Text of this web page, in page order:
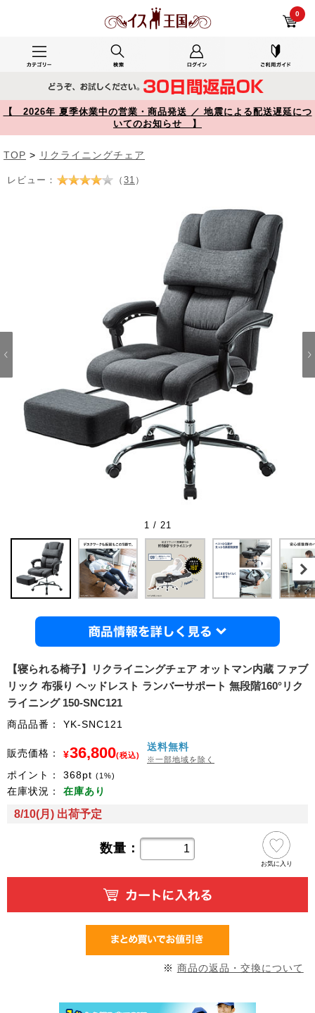
0
【 2026年 夏季休業中の営業・商品発送 ／ 地震による配送遅延につ
いてのお知らせ 】
TOP > リクライニングチェア
レビュー： （ 31 ）
1 / 21
【寝られる椅子】リクライニングチェア オットマン内蔵 ファブ
リック 布張り ヘッドレスト ランバーサポート 無段階160°リク
ライニング 150-SNC121
商品品番： YK-SNC121
販売価格： ¥36,800(税込)
送料無料
※一部地域を除く
ポイント： 368pt (1%)
在庫状況： 在庫あり
8/10(月) 出荷予定
数量：
お気に入り
※ 商品の返品・交換について